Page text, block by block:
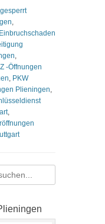
,
Einbruchschaden
,
-Öffnungen
, PKW
Plieningen,
,